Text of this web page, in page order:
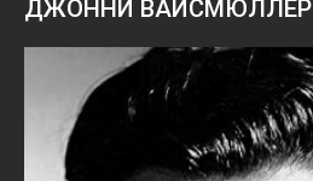
ДЖОННИ ВАЙСМЮЛЛЕР